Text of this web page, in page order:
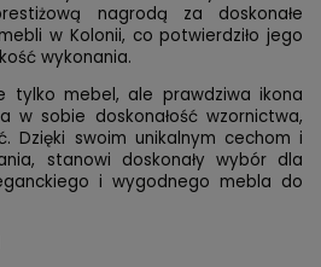
nagrodą za doskonałe
w Kolonii, co potwierdziło jego
wykonania.
tylko mebel, ale prawdziwa ikona
w sobie doskonałość wzornictwa,
Dzięki swoim unikalnym cechom i
stanowi doskonały wybór dla
i wygodnego mebla do